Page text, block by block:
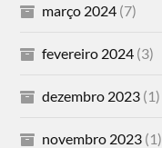
março 2024 (7)
fevereiro 2024 (3)
dezembro 2023 (1)
novembro 2023 (1)